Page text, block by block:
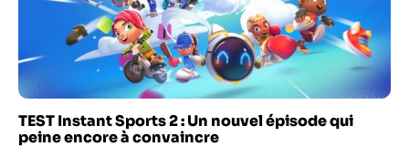
TEST Instant Sports 2 : Un nouvel épisode qui
peine encore à convaincre